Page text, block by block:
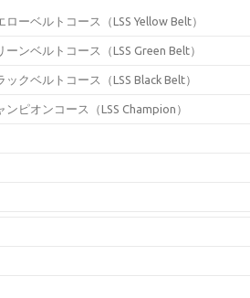
ーベルトコース（LSS Yellow Belt）
ンベルトコース（LSS Green Belt）
クベルトコース（LSS Black Belt）
ピオンコース（LSS Champion）